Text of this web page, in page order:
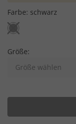
Farbe: schwarz
Größe:
Größe wählen